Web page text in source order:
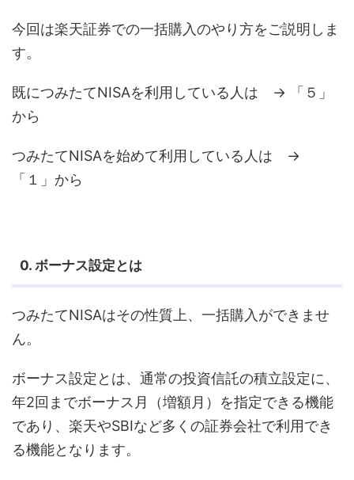
今回は楽天証券での一括購入のやり方をご説明しま
す。
既につみたてNISAを利用している人は → 「５」
から
つみたてNISAを始めて利用している人は →
「１」から
0. ボーナス設定とは
つみたてNISAはその性質上、一括購入ができませ
ん。
ボーナス設定とは、通常の投資信託の積立設定に、
年2回までボーナス月（増額月）を指定できる機能
であり、楽天やSBIなど多くの証券会社で利用でき
る機能となります。